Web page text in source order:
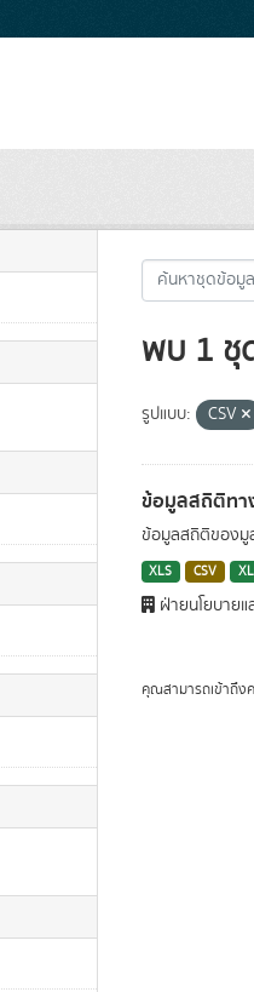
พบ 1 ชุ
รูปแบบ: CSV
ข้อมูลสถิติทา
ข้อมูลสถิติของมู
XLS CSV
ฝ่ายนโยบายแ
คุณสามารถเข้าถึง